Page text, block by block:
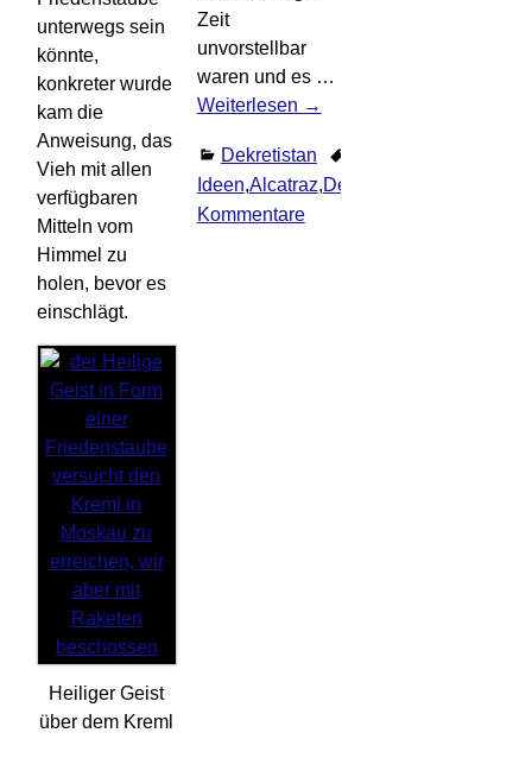
unterwegs sein
könnte,
konkreter wurde
kam die
Anweisung, das
Vieh mit allen
verfügbaren
Mitteln vom
Himmel zu
holen, bevor es
einschlägt.
Heiliger Geist
über dem Kreml
Zeit
unvorstellbar
waren und es …
Weiterlesen →
Dekretistan
Ideen,Alcatraz,Dekretistan
Kommentare